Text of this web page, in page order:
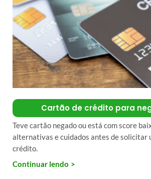
Cartão de crédito para
Teve cartão negado ou está com score
alternativas e cuidados antes de solicitar
crédito.
Continuar lendo